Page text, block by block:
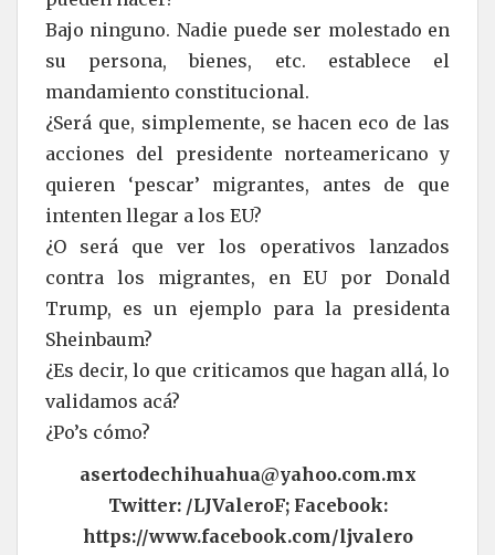
Bajo ninguno. Nadie puede ser molestado en
su persona, bienes, etc. establece el
mandamiento constitucional.
¿Será que, simplemente, se hacen eco de las
acciones del presidente norteamericano y
quieren ‘pescar’ migrantes, antes de que
intenten llegar a los EU?
¿O será que ver los operativos lanzados
contra los migrantes, en EU por Donald
Trump, es un ejemplo para la presidenta
Sheinbaum?
¿Es decir, lo que criticamos que hagan allá, lo
validamos acá?
¿Po’s cómo?
asertodechihuahua@yahoo.com.mx
Twitter: /LJValeroF; Facebook:
https://www.facebook.com/ljvalero